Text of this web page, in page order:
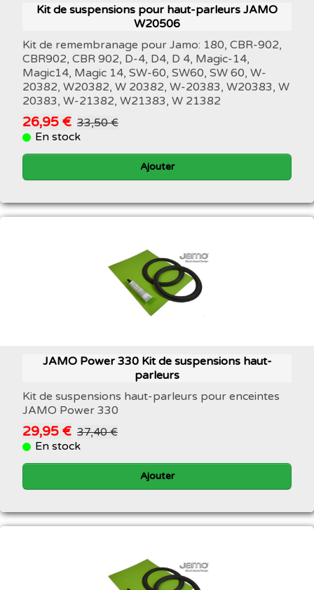
Kit de suspensions pour haut-parleurs JAMO
W20506
Kit de remembranage pour Jamo: 180, CBR-902,
CBR902, CBR 902, D-4, D4, D 4, Magic-14,
Magic14, Magic 14, SW-60, SW60, SW 60, W-
20382, W20382, W 20382, W-20383, W20383, W
20383, W-21382, W21383, W 21382
26,95 € 33,50 €
En stock
Ajouter
JAMO Power 330 Kit de suspensions haut-
parleurs
Kit de suspensions haut-parleurs pour enceintes
JAMO Power 330
29,95 € 37,40 €
En stock
Ajouter